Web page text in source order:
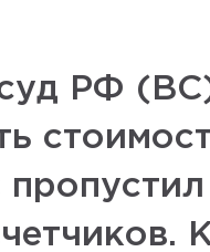
РФ